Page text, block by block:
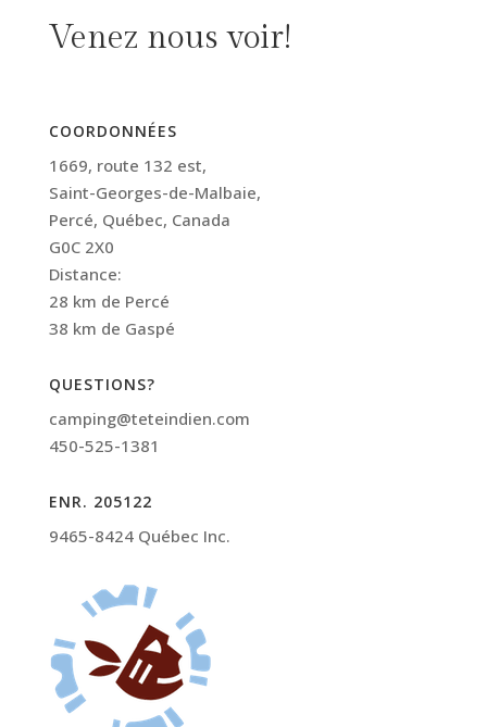
Venez nous voir!
COORDONNÉES
1669, route 132 est,
Saint-Georges-de-Malbaie,
Percé, Québec, Canada
G0C 2X0
Distance:
28 km de Percé
38 km de Gaspé
QUESTIONS?
camping@teteindien.com
450-525-1381
ENR. 205122
9465-8424 Québec Inc.